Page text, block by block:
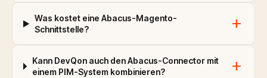
Was kostet eine Abacus-Magento-
Schnittstelle?
add
Kann DevQon auch den Abacus-Connector mit
einem PIM-System kombinieren?
add